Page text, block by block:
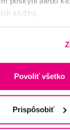
služby.
Povoliť všetko
Prispôsobiť
Ihneď v3